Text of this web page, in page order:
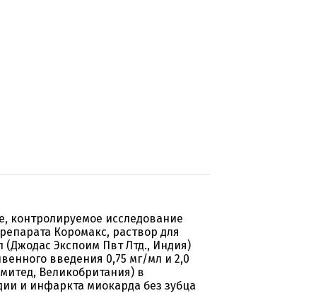
контролируемое исследование
Коромакс, раствор для
(Джодас Экспоим Пвт Лтд., Индия)
введения 0,75 мг/мл и 2,0
Великобритания) в
и инфаркта миокарда без зубца